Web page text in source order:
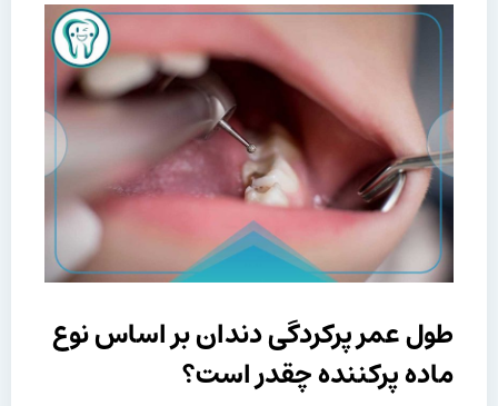
طول عمر پرکردگی دندان بر اساس نوع
ماده پرکننده چقدر است؟